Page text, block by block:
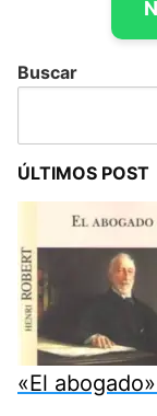
Buscar
ÚLTIMOS POST
«El